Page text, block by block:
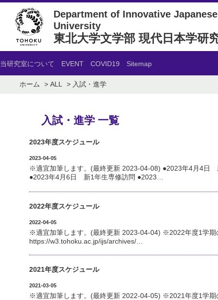
Department of Innovative
University
東北大学文学部 現代日本学研
当研究室について EVENT COVID19 Sitemap
ホーム ALL 入試・進学
入試・進学 一覧
2023年度スケジュール
2023-04-05
※適宜加筆します。(最終更新 2023-04-08) ●2023年4月4日
●2023年4月6日 新1年生専修訪問 ●2023…
2022年度スケジュール
2022-04-05
※適宜加筆します。(最終更新 2023-04-04) ※2022年度1学期
https://w3.tohoku.ac.jp/ijs/archives/…
2021年度スケジュール
2021-03-05
※適宜加筆します。(最終更新 2022-04-05) ※2021年度1学